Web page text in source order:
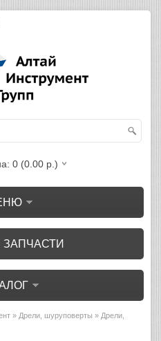
0 (0.00 р.)
ЗАПЧАСТИ
» Дрели, шуруповерты » Дрели,